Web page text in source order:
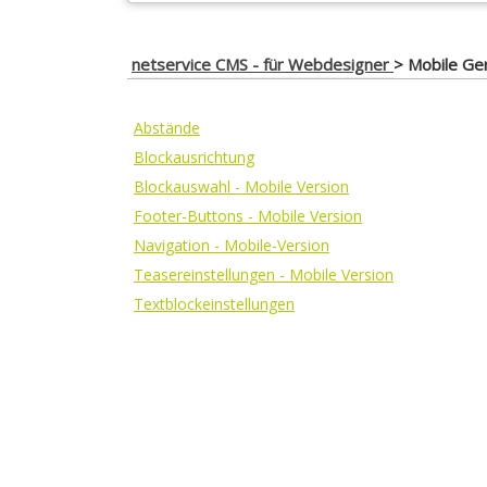
netservice CMS - für Webdesigner > Mobile
Abstände
Blockausrichtung
Blockauswahl - Mobile Version
Footer-Buttons - Mobile Version
Navigation - Mobile-Version
Teasereinstellungen - Mobile Version
Textblockeinstellungen